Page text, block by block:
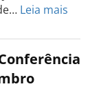
Leia mais
do
PCdoB
Rio